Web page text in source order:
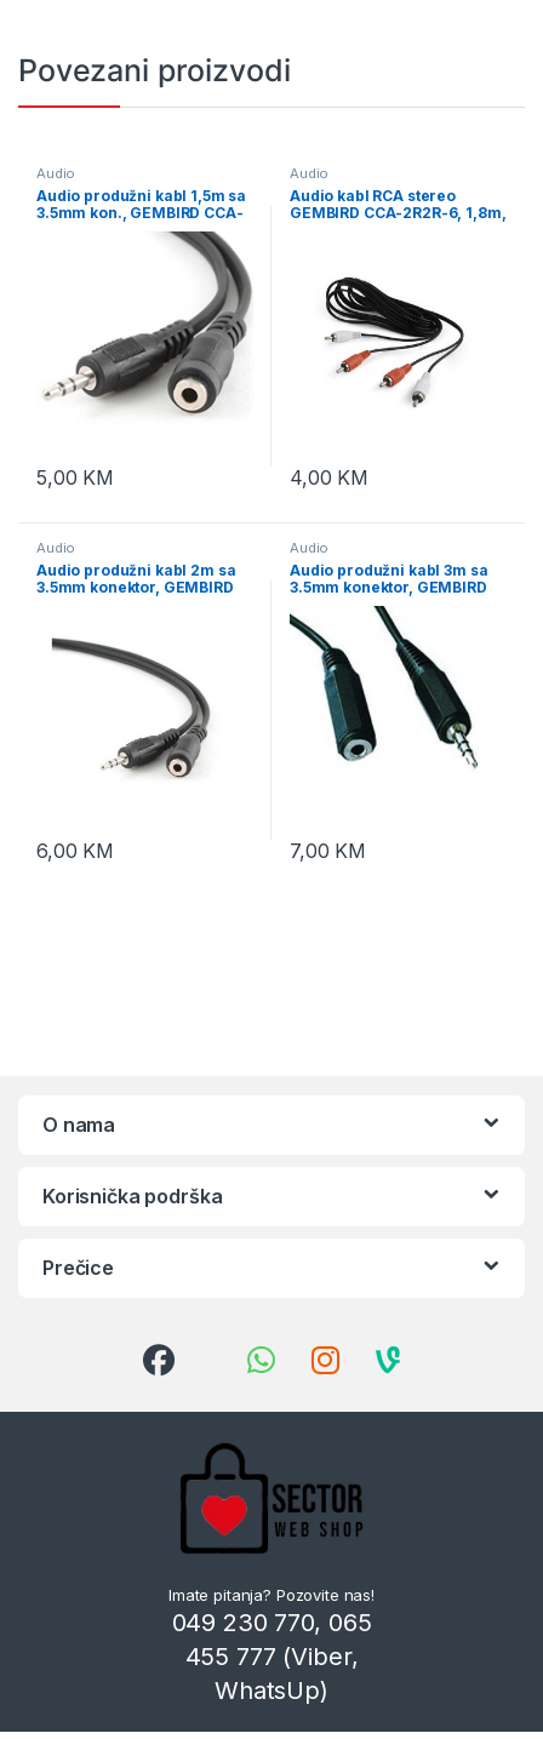
Povezani proizvodi
Audio
Audio produžni kabl 1,5m sa
3.5mm kon., GEMBIRD CCA-
5,00 KM
Audio
Audio kabl RCA stereo
GEMBIRD CCA-2R2R-6, 1,8m,
4,00 KM
Audio
Audio produžni kabl 2m sa
3.5mm konektor, GEMBIRD
6,00 KM
Audio
Audio produžni kabl 3m sa
3.5mm konektor, GEMBIRD
CCA-423-3M
7,00 KM
O nama
Korisnička podrška
Prečice
Imate pitanja? Pozovite nas!
049 230 770, 065
455 777 (Viber,
WhatsUp)